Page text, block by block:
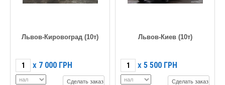
Львов-Кировоград (10т)
X 7 000 ГРН
Сделать заказ
Львов-Киев (10т)
X 5 500 ГРН
Сделать заказ